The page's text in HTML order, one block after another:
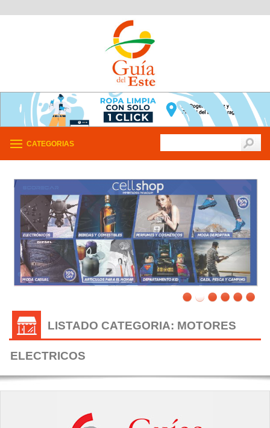
CATEGORIAS
/
LISTADO CATEGORIA: MOTORES
ELECTRICOS